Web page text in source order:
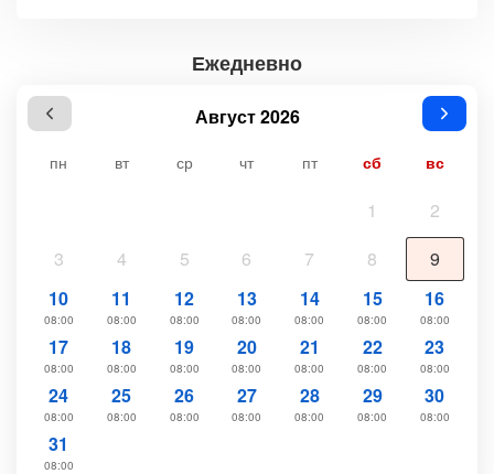
Ежедневно
Август 2026
пн вт ср чт пт сб вс
1
2
3
4 5 6 7 8
9
10
08:00
11
08:00
12
08:00
13
08:00
14
08:00
15
08:00
16
08:00
17
08:00
18
08:00
19
08:00
20
08:00
21
08:00
22
08:00
23
08:00
24
08:00
25
08:00
26
08:00
27
08:00
28
08:00
29
08:00
30
08:00
31
08:00